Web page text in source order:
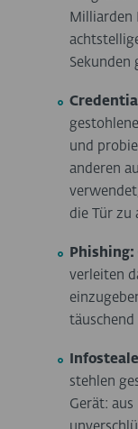
Milliarden
Sekunden
und
anderen
die Tür zu
Phishing:
verleiten
täuschend
stehlen
Gerät: